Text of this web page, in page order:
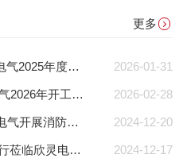
更多
2026-01-31
同“欣”同行 智领新程 | 欣灵电气2025年度表彰总结大会暨新年酒会成功举办！
2026-02-28
马上欣程 同心共跃 | 欣灵电气2026年开工大吉！
2024-12-20
预防为主，防治结合 | 欣灵电气开展消防应急预案演练活动
2024-12-17
温州市政协副主席陈胜峰一行莅临欣灵电气调研指导